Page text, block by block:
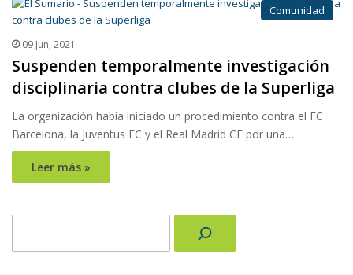
Comunidad
09 Jun, 2021
Suspenden temporalmente investigación
disciplinaria contra clubes de la Superliga
La organización había iniciado un procedimiento contra el FC
Barcelona, la Juventus FC y el Real Madrid CF por una…
Leer más »